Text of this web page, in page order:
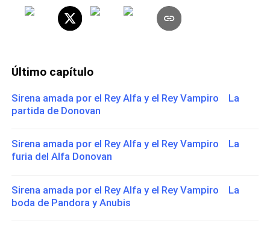
Último capítulo
Sirena amada por el Rey Alfa y el Rey Vampiro La
partida de Donovan
Sirena amada por el Rey Alfa y el Rey Vampiro La
furia del Alfa Donovan
Sirena amada por el Rey Alfa y el Rey Vampiro La
boda de Pandora y Anubis